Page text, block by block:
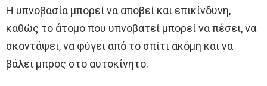
Η υπνοβασία μπορεί να αποβεί και επικίνδυνη,
καθώς το άτομο που υπνοβατεί μπορεί να πέσει, να
σκοντάψει, να φύγει από το σπίτι ακόμη και να
βάλει μπρος στο αυτοκίνητο.